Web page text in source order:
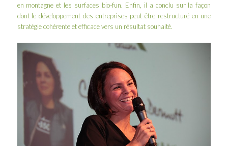
en montagne et les surfaces bio-fun. Enfin, il a conclu sur la façon
dont le développement des entreprises peut être restructuré en une
stratégie cohérente et efficace vers un résultat souhaité.